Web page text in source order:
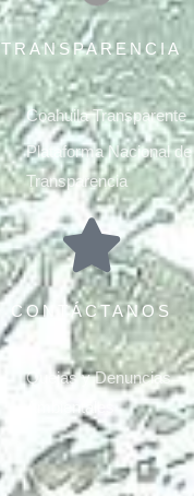
TRANSPARENCIA
Coahuila Transparente
Plataforma Nacional de
Transparencia
CONTÁCTANOS
Quejas y Denuncias
Ambientales